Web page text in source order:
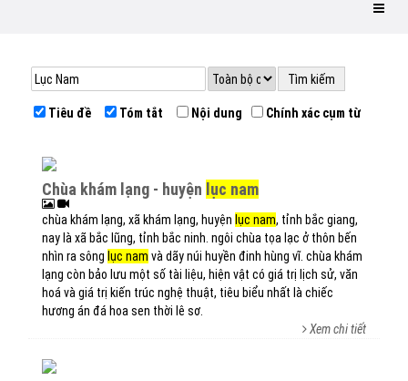
Tiêu đề Tóm tắt Nội dung Chính xác cụm từ
chùa khám lạng - huyện lục nam
chùa khám lạng, xã khám lạng, huyện lục nam, tỉnh bắc giang,
nay là xã bắc lũng, tỉnh bắc ninh. ngôi chùa tọa lạc ở thôn bến
nhìn ra sông lục nam và dãy núi huyền đinh hùng vĩ. chùa khám
lạng còn bảo lưu một số tài liệu, hiện vật có giá trị lịch sử, văn
hoá và giá trị kiến trúc nghệ thuật, tiêu biểu nhất là chiếc
hương án đá hoa sen thời lê sơ.
Xem chi tiết